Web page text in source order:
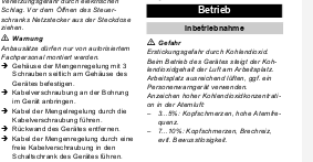
Verletzungsgefahr durch elektrischen
Schlag. Vor dem Öffnen des Steuer-
schranks Netzstecker aus der Steckdose
ziehen.
몇 Warnung  Gefahr
Anbausätze dürfen nur von autorisiertem
Erstickungsgefahr durch Kohlendioxid.
Fachpersonal montiert werden. Beim Betrieb des Gerätes steigt der Koh-
Î Gehäuse der Mengenregelung mit 3
lendioxidgehalt der Luft am Arbeitsplatz.
Schrauben seitlich am Gehäuse des
Arbeitsplatz ausreichend lüften, ggf. ein
Gerätes befestigen.
Personenwarngerät verwenden.
Î Kabelverschraubung an der Bohrung Anzeichen hoher Kohlendioxidkonzentrati-
im Gerät anbringen. on in der Atemluft:
Î Kabel der Mengelregelung durch die – 3...5%: Kopfschmerzen, hohe Atemfre-
Kabelverschraubung führen.
quenz.
Î Rückwand des Gerätes entfernen. – 7...10%: Kopfschmerzen, Brechreiz,
Î Kabel der Mengenregelung durch eine evtl. Bewusstlosigkeit.
freie Kabelverschraubung in den
Schaltschrank des Gerätes führen.
Betrieb
Inbetriebnahme